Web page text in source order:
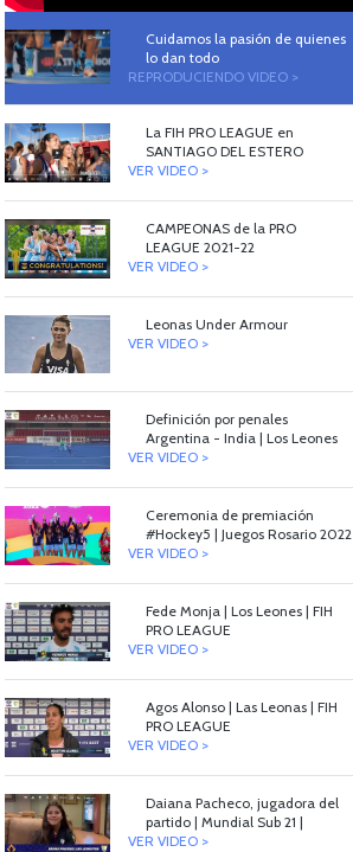
Cuidamos la pasión de quienes
lo dan todo
REPRODUCIENDO VIDEO >
La FIH PRO LEAGUE en
SANTIAGO DEL ESTERO
VER VIDEO >
CAMPEONAS de la PRO
LEAGUE 2021-22
VER VIDEO >
Leonas Under Armour
VER VIDEO >
Definición por penales
Argentina - India | Los Leones
VER VIDEO >
Ceremonia de premiación
#Hockey5 | Juegos Rosario 2022
VER VIDEO >
Fede Monja | Los Leones | FIH
PRO LEAGUE
VER VIDEO >
Agos Alonso | Las Leonas | FIH
PRO LEAGUE
VER VIDEO >
Daiana Pacheco, jugadora del
partido | Mundial Sub 21 |
VER VIDEO >